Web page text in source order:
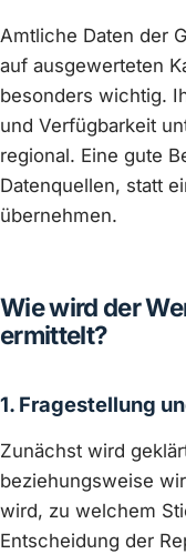
Amtliche Daten der
auf ausgewerteten
besonders wichtig.
und Verfügbarkeit
regional. Eine gute
Datenquellen, statt
übernehmen.
Wie wird der
ermittelt?
1. Fragestellung
Zunächst wird
beziehungsweise
wird, zu welchem
Entscheidung der